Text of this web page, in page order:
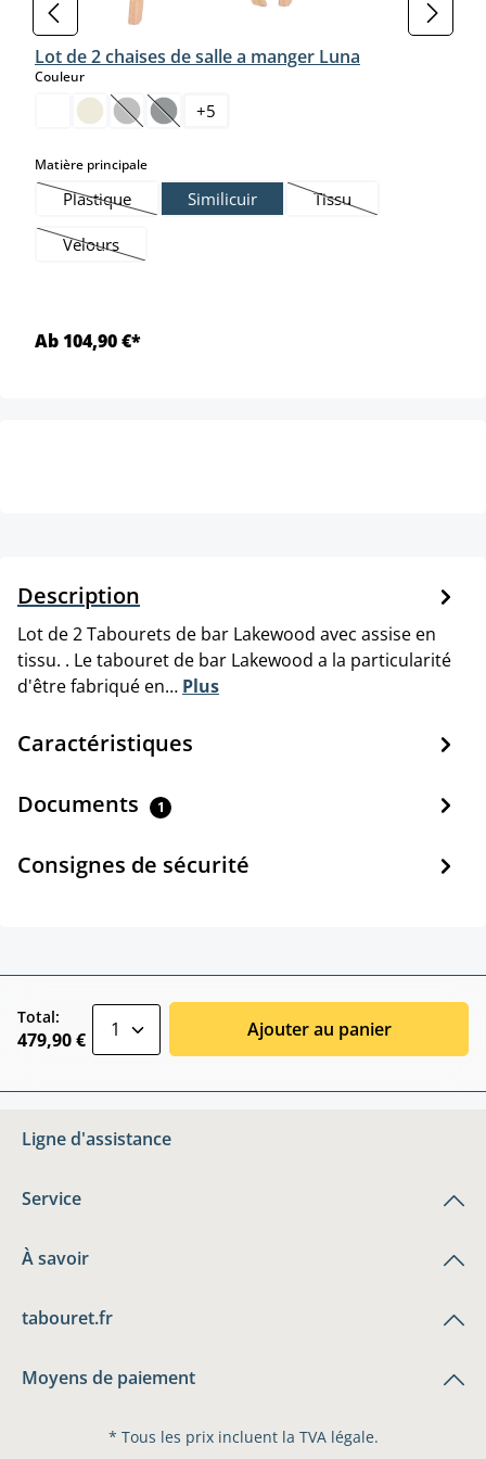
Lot de 2 chaises de salle a manger Luna
Couleurselect
(Cette option n'est pas disponible pour le moment.)
(Cette option n'est pas disponible pour le
+5
Matière principaleselect
Plastique
(Cette option n'est pas disponible pour le moment.)
Similicuir Tissu
(Cette option n'est pas
Velours
(Cette option n'est pas disponible pour le moment.)
Ab 104,90 €*
Description
Lot de 2 Tabourets de bar Lakewood avec assise en
tissu. . Le tabouret de bar Lakewood a la particularité
d'être fabriqué en… Plus
Caractéristiques
Documents 1
Consignes de sécurité
Total:
479,90 € Ajouter au panier
Ligne d'assistance
Service
À savoir
tabouret.fr
Moyens de paiement
* Tous les prix incluent la TVA légale.